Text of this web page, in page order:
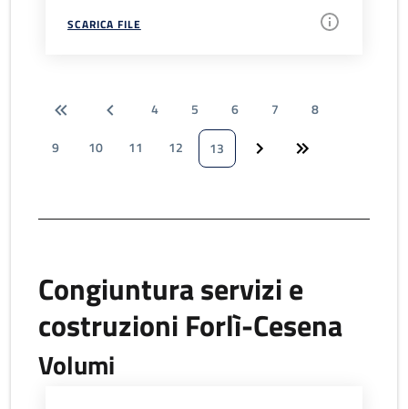
SCARICA FILE
4 5 6 7
8
9
10 11 12 13
Congiuntura servizi e
costruzioni Forlì-Cesena
Volumi